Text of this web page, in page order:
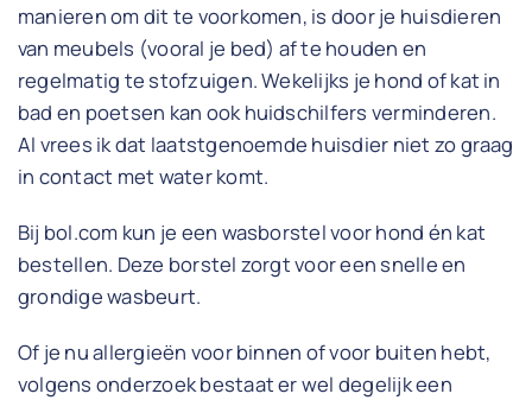
manieren om dit te voorkomen, is door je huisdieren
van meubels (vooral je bed) af te houden en
regelmatig te stofzuigen. Wekelijks je hond of kat in
bad en poetsen kan ook huidschilfers verminderen.
Al vrees ik dat laatstgenoemde huisdier niet zo graag
in contact met water komt.
Bij bol.com kun je een wasborstel voor hond én kat
bestellen. Deze borstel zorgt voor een snelle en
grondige wasbeurt.
Of je nu allergieën voor binnen of voor buiten hebt,
volgens onderzoek bestaat er wel degelijk een